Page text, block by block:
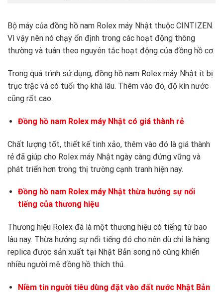
Bộ máy của đồng hồ nam Rolex máy Nhật thuộc CINTIZEN.
Vì vậy nên nó chạy ổn định trong các hoạt động thông
thường và tuân theo nguyên tắc hoạt động của đồng hồ cơ.
Trong quá trình sử dụng, đồng hồ nam Rolex máy Nhật ít bị
trục trặc và có tuổi thọ khá lâu. Thêm vào đó, độ kín nước
cũng rất cao.
Đồng hồ nam Rolex máy Nhật có giá thành rẻ
Chất lượng tốt, thiết kế tinh xảo, thêm vào đó là giá thành
rẻ đã giúp cho Rolex máy Nhật ngày càng đứng vững và
phát triển hơn trong thị trường cạnh tranh hiện nay.
Đồng hồ nam Rolex máy Nhật thừa hưởng sự nổi
tiếng của thương hiệu
Thương hiệu Rolex đã là một thương hiệu có tiếng từ bao
lâu nay. Thừa hưởng sự nổi tiếng đó cho nên dù chỉ là hàng
replica được sản xuất tại Nhật Bản song nó cũng khiến
nhiều người mê đồng hồ thích thú.
Niềm tin người tiêu dùng đặt vào đất nước Nhật Bản